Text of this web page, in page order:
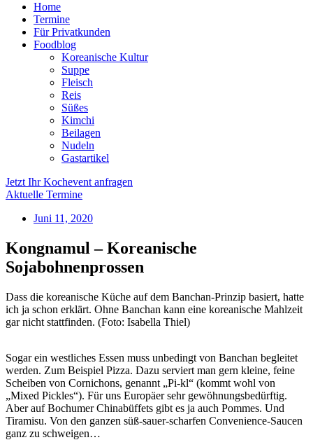
Home
Termine
Für Privatkunden
Foodblog
Koreanische Kultur
Suppe
Fleisch
Reis
Süßes
Kimchi
Beilagen
Nudeln
Gastartikel
Jetzt Ihr Kochevent anfragen
Aktuelle Termine
Juni 11, 2020
Kongnamul – Koreanische
Sojabohnenprossen
Dass die koreanische Küche auf dem Banchan-Prinzip basiert, hatte
ich ja schon erklärt. Ohne Banchan kann eine koreanische Mahlzeit
gar nicht stattfinden. (Foto: Isabella Thiel)
Sogar ein westliches Essen muss unbedingt von Banchan begleitet
werden. Zum Beispiel Pizza. Dazu serviert man gern kleine, feine
Scheiben von Cornichons, genannt „Pi-kl“ (kommt wohl von
„Mixed Pickles“). Für uns Europäer sehr gewöhnungsbedürftig.
Aber auf Bochumer Chinabüffets gibt es ja auch Pommes. Und
Tiramisu. Von den ganzen süß-sauer-scharfen Convenience-Saucen
ganz zu schweigen…